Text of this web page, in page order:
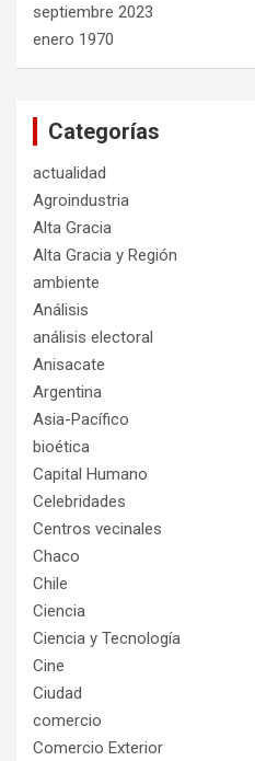
septiembre 2023
enero 1970
Categorías
actualidad
Agroindustria
Alta Gracia
Alta Gracia y Región
ambiente
Análisis
análisis electoral
Anisacate
Argentina
Asia-Pacífico
bioética
Capital Humano
Celebridades
Centros vecinales
Chaco
Chile
Ciencia
Ciencia y Tecnología
Cine
Ciudad
comercio
Comercio Exterior